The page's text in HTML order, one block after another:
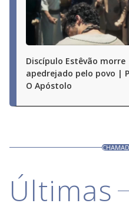
Discípulo Estêvão morre
apedrejado pelo povo |
O Apóstolo
Últimas